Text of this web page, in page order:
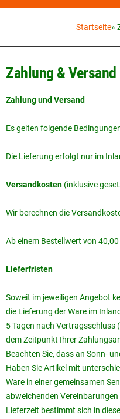
Startseite»
Zahlung & Versand
Zahlung und Versand
Es gelten folgende
Die Lieferung erfolgt nur im
Versandkosten (inklusive
Wir berechnen die
Ab einem Bestellwert von
Lieferfristen
Soweit im jeweiligen Angebot
die Lieferung der Ware im
5 Tagen nach Vertragsschluss
dem Zeitpunkt Ihrer
Beachten Sie, dass an Sonn-
Haben Sie Artikel mit
Ware in einer gemeinsamen
abweichenden
Lieferzeit bestimmt sich in